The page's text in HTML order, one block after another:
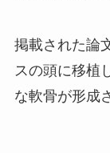
掲載された論
スの頭に移植
な軟骨が形成